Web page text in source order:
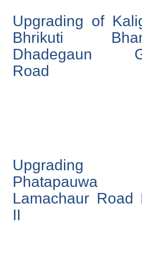
Upgrading of
Bhrikuti
Dhadegaun
Road
Phatapauwa
Lamachaur Road
II